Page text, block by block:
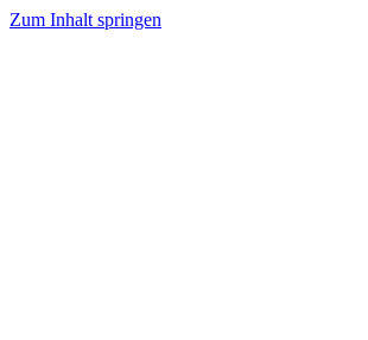
Zum Inhalt springen